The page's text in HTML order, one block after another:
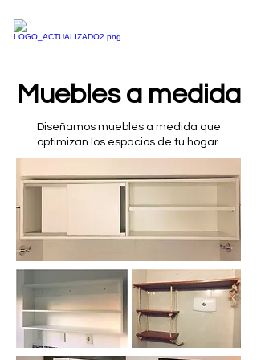
Muebles a medida
Diseñamos muebles a medida que
optimizan los espacios de tu hogar.